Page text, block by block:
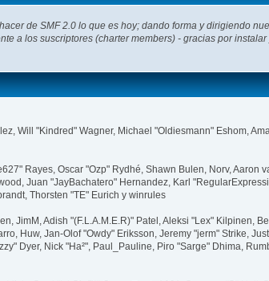
de SMF 2.0 lo que es hoy; dando forma y dirigiendo
a los suscriptores (charter members) - gracias por
Will "Kindred" Wagner, Michael "Oldiesmann" Eshom,
Rayes, Oscar "Ozp" Rydhé, Shawn Bulen, Norv, Aaron
Juan "JayBachatero" Hernandez, Karl
Thorsten "TE" Eurich y winrules
JimM, Adish "(F.L.A.M.E.R)" Patel, Aleksi "Lex" Kilpinen,
Huw, Jan-Olof "Owdy" Eriksson, Jeremy "jerm" Strike,
Dyer, Nick "Ha²", Paul_Pauline, Piro "Sarge" Dhima,